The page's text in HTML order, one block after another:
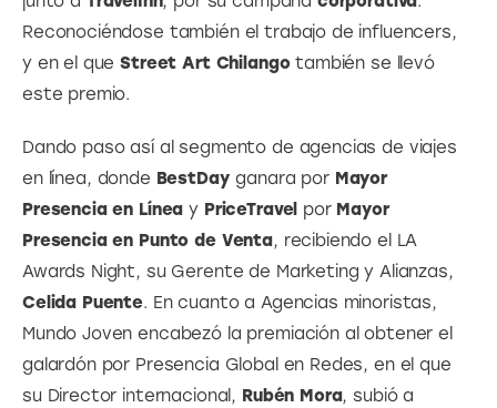
Reconociéndose también el trabajo de influencers,
y en el que Street Art Chilango también se llevó
este premio.
Dando paso así al segmento de agencias de viajes
en línea, donde BestDay ganara por Mayor
Presencia en Línea y PriceTravel por Mayor
Presencia en Punto de Venta, recibiendo el LA
Awards Night, su Gerente de Marketing y Alianzas,
Celida Puente. En cuanto a Agencias minoristas,
Mundo Joven encabezó la premiación al obtener el
galardón por Presencia Global en Redes, en el que
su Director internacional, Rubén Mora, subió a